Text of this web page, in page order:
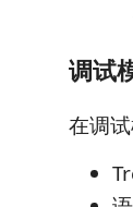
调试
在调